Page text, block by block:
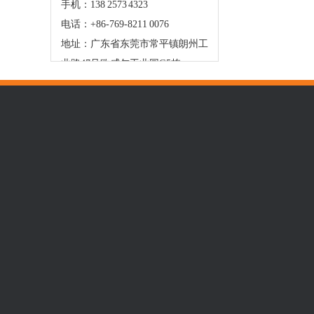
手机：138 2573 4323
电话：+86-769-8211 0076
地址：广东省东莞市常平镇朗州工
业路47号欧威尔工业园G5栋